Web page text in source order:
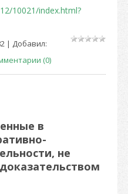
10021/index.html?
| Добавил:
(0)
в
не